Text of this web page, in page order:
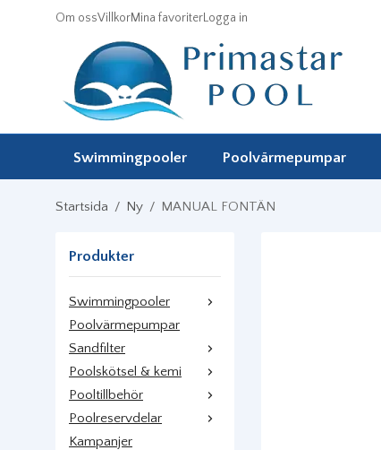
Om ossVillkorMina favoriterLogga in
Swimmingpooler Poolvärmepumpar
Startsida / Ny / MANUAL FONTÄN
Produkter
Swimmingpooler
Poolvärmepumpar
Sandfilter
Poolskötsel & kemi
Pooltillbehör
Poolreservdelar
Kampanjer